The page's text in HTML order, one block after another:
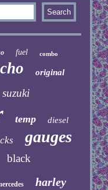
fuel combo
original
suzuki
temp diesel
gauges
black
harley